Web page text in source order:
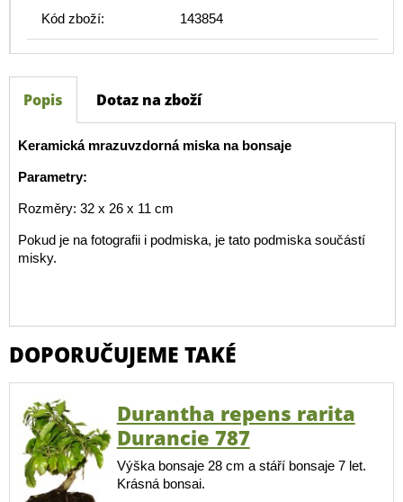
Kód zboží: 143854
Popis Dotaz na zboží
Keramická mrazuvzdorná miska na bonsaje
Parametry:
Rozměry: 32 x 26 x 11 cm
Pokud je na fotografii i podmiska, je tato podmiska součástí
misky.
DOPORUČUJEME TAKÉ
Durantha repens rarita
Durancie 787
Výška bonsaje 28 cm a stáří bonsaje 7 let.
Krásná bonsai.